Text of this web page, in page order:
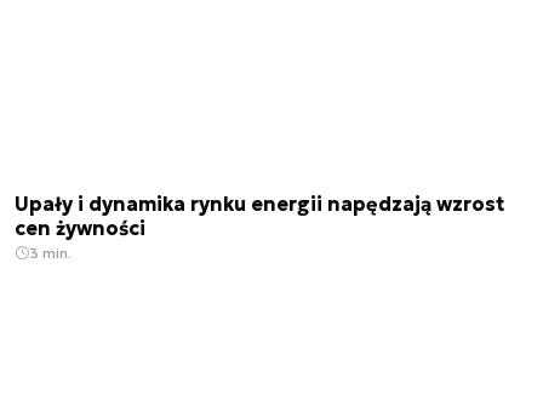
Upały i dynamika rynku energii napędzają wzrost
cen żywności
3 min.